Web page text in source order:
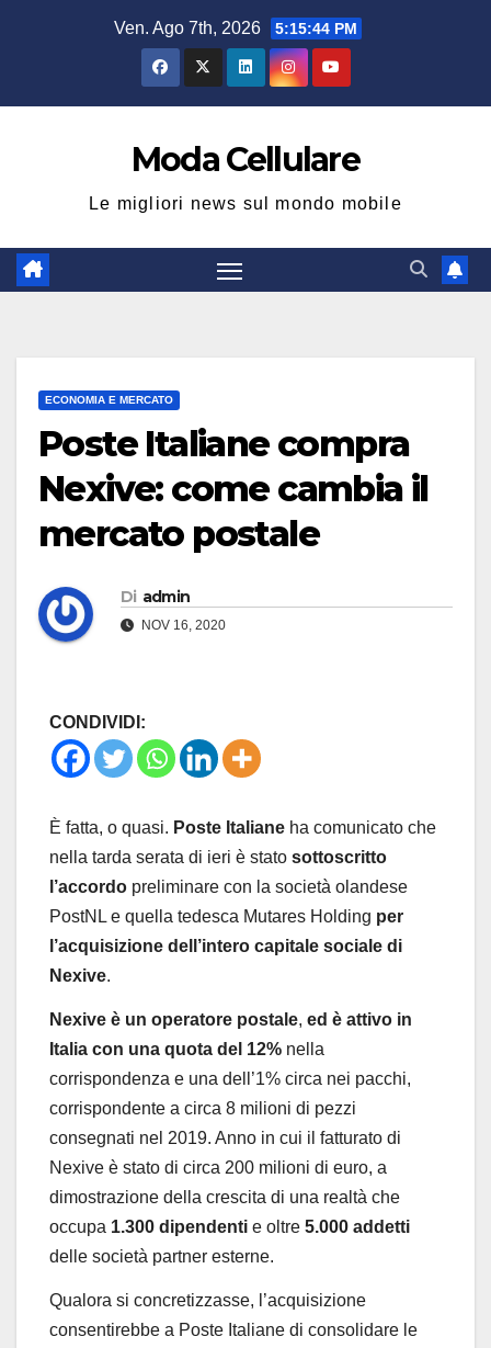
Ven. Ago 7th, 2026 5:15:45 PM
Moda Cellulare
Le migliori news sul mondo mobile
ECONOMIA E MERCATO
Poste Italiane compra
Nexive: come cambia il
mercato postale
Di admin
NOV 16, 2020
CONDIVIDI:
È fatta, o quasi. Poste Italiane ha comunicato che
nella tarda serata di ieri è stato sottoscritto
l’accordo preliminare con la società olandese
PostNL e quella tedesca Mutares Holding per
l’acquisizione dell’intero capitale sociale di
Nexive.
Nexive è un operatore postale, ed è attivo in
Italia con una quota del 12% nella
corrispondenza e una dell’1% circa nei pacchi,
corrispondente a circa 8 milioni di pezzi
consegnati nel 2019. Anno in cui il fatturato di
Nexive è stato di circa 200 milioni di euro, a
dimostrazione della crescita di una realtà che
occupa 1.300 dipendenti e oltre 5.000 addetti
delle società partner esterne.
Qualora si concretizzasse, l’acquisizione
consentirebbe a Poste Italiane di consolidare le